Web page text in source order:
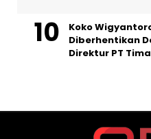
Koko
Diberhentikan
Direktur PT